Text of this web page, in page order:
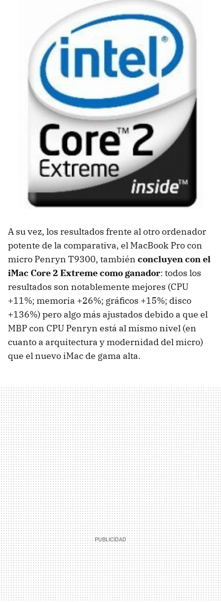
A su vez, los resultados frente al otro ordenador
potente de la comparativa, el MacBook Pro con
micro Penryn T9300, también concluyen con el
iMac Core 2 Extreme como ganador: todos los
resultados son notablemente mejores (CPU
+11%; memoria +26%; gráficos +15%; disco
+136%) pero algo más ajustados debido a que el
MBP con CPU Penryn está al mismo nivel (en
cuanto a arquitectura y modernidad del micro)
que el nuevo iMac de gama alta.